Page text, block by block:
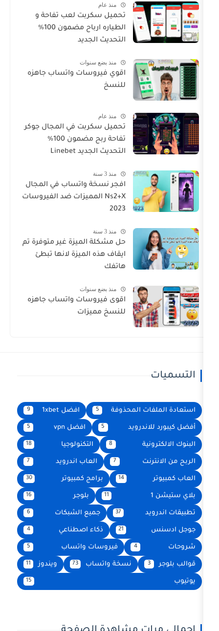
منذ عام
تحميل سكربت لعب تفاحة و
الطياره ارباح مضمون 100%
التحديث الجديد
منذ بضع سنوات
اقوي فيروسات واتساب جاهزه
للنسخ
منذ عام
تحميل سكربت في المجال جوكر
تفاحة ربح مضمون 100%
التحديث الجديد Linebet
منذ 3 سنة
افجر نسخة واتساب في المجال
Ns2+X المميزات ضد الفيروسات
2023
حل مشكلة الميزة غير متوفرة تم
ايقاف هذه الميزة لانها تبطئ
هاتفك
منذ بضع سنوات
اقوى فيروسات واتساب جاهزه
للنسخ مميزات
المحذوفة 5 افضل 1xbet
5 افضل vpn 5
8 التكنولوجيا 18
7 العاب اندرويد 7
14 برامج كمبيوتر 30
11 بلوجر 16
37 جميع الشبكات 6
21 ذكاء اصطناعي 4
4 فيروسات واتساب 5
نسخة واتساب 73 ويندوز 11